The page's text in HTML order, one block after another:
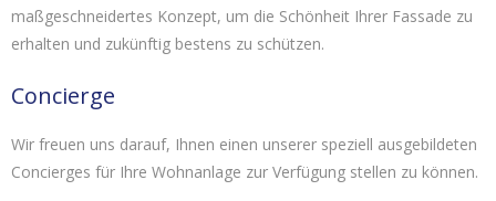
maßgeschneidertes Konzept, um die Schönheit Ihrer Fassade zu
erhalten und zukünftig bestens zu schützen.
Concierge
Wir freuen uns darauf, Ihnen einen unserer speziell ausgebildeten
Concierges für Ihre Wohnanlage zur Verfügung stellen zu können.